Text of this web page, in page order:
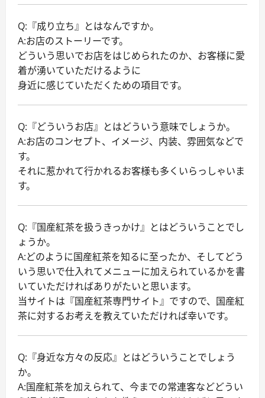
Q:『成り立ち』とはなんですか。
A:お店のストーリーです。
どういう思いでお店をはじめられたのか、お客様に愛
着が湧いていただけるように
身近に感じていただくための項目です。
Q:『どういうお店』とはどういう意味でしょうか。
A:お店のコンセプト、イメージ、内装、雰囲気などで
す。
それに惹かれて行かれるお客様も多くいらっしゃいま
す。
Q:『国産紅茶を扱うきっかけ』とはどういうことでし
ょうか。
A:どのように国産紅茶を知るに至ったか、そしてどう
いう思いで仕入れてメニューに加えられているかを書
いていただければありがたいと思います。
当サイトは『国産紅茶専門サイト』ですので、国産紅
茶に対するお考えを教えていただければ幸いです。
Q:『身近な方々の反応』とはどういうことでしょう
か。
A:国産紅茶を加えられて、今までの常連客などどうい